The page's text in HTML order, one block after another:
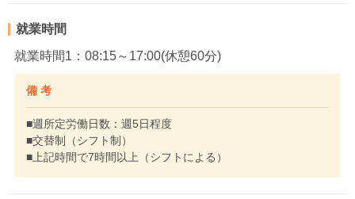
就業時間
就業時間1：08:15～17:00(休憩60分)
備 考
■週所定労働日数：週5日程度
■交替制（シフト制）
■上記時間で7時間以上（シフトによる）